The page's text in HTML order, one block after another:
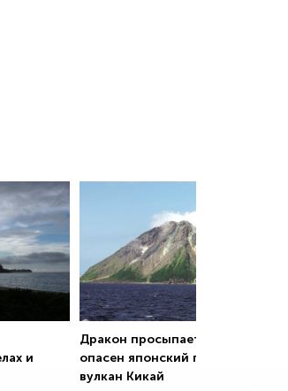
и
Дракон просыпается: чем
опасен японский подводный
вулкан Кикай